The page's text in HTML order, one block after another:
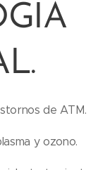
de ATM.
y ozono.